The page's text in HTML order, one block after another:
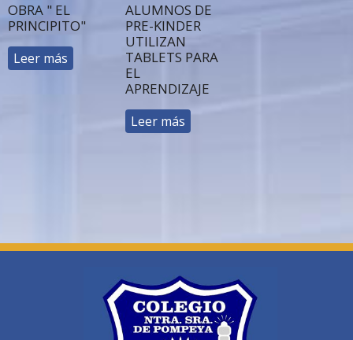
OBRA " EL
PRINCIPITO"
Leer más
ALUMNOS DE
PRE-KINDER
UTILIZAN
TABLETS PARA
EL
APRENDIZAJE
Leer más